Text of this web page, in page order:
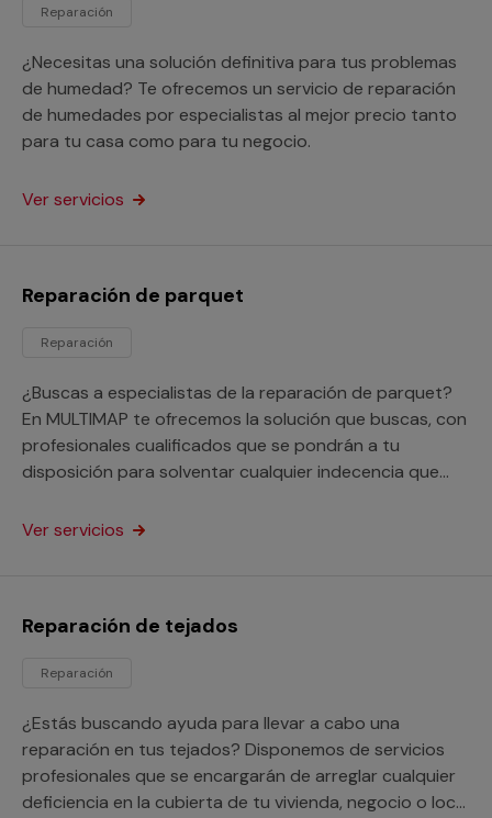
Reparación
¿Necesitas una solución definitiva para tus problemas
de humedad? Te ofrecemos un servicio de reparación
de humedades por especialistas al mejor precio tanto
para tu casa como para tu negocio.
Ver servicios
Reparación de parquet
Reparación
¿Buscas a especialistas de la reparación de parquet?
En MULTIMAP te ofrecemos la solución que buscas, con
profesionales cualificados que se pondrán a tu
disposición para solventar cualquier indecencia que
particulares como a profesionales. Nos adaptamos a
Ver servicios
Reparación de tejados
Reparación
¿Estás buscando ayuda para llevar a cabo una
reparación en tus tejados? Disponemos de servicios
profesionales que se encargarán de arreglar cualquier
deficiencia en la cubierta de tu vivienda, negocio o local